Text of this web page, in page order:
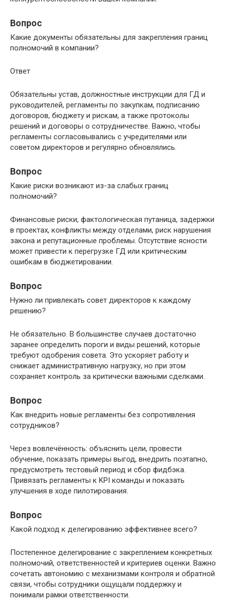
Вопрос
Какие документы обязательны для закрепления границ
полномочий в компании?
Ответ
Обязательны устав, должностные инструкции для ГД и
руководителей, регламенты по закупкам, подписанию
договоров, бюджету и рискам, а также протоколы
решений и договоры o сотрудничестве. Важно, чтобы
регламенты согласовывались с учредителями или
советом директоров и регулярно обновлялись.
Вопрос
Какие риски возникают из-за слабых границ
полномочий?
Финансовые риски, фактологическая путаница, задержки
в проектах, конфликты между отделами, риск нарушения
закона и репутационные проблемы. Отсутствие ясности
может привести к перегрузке ГД или критическим
ошибкам в бюджетировании.
Вопрос
Нужно ли привлекать совет директоров к каждому
решению?
Не обязательно. В большинстве случаев достаточно
заранее определить пороги и виды решений, которые
требуют одобрения совета. Это ускоряет работу и
снижает административную нагрузку, но при этом
сохраняет контроль за критически важными сделками.
Вопрос
Как внедрить новые регламенты без сопротивления
сотрудников?
Через вовлечённость: объяснить цели, провести
обучение, показать примеры выгод, внедрить поэтапно,
предусмотреть тестовый период и сбор фидбэка.
Привязать регламенты к KPI команды и показать
улучшения в ходе пилотирования.
Вопрос
Какой подход к делегированию эффективнее всего?
Постепенное делегирование с закреплением конкретных
полномочий, ответственностей и критериев оценки. Важно
сочетать автономию с механизмами контроля и обратной
связи, чтобы сотрудники ощущали поддержку и
понимали рамки ответственности.